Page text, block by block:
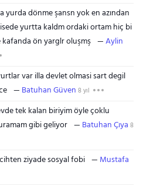
yurda dönme şansn yok en azından
yurtta kaldm ordaki ortam hiç bi
ön yarglr oluşmş
Aylin
var illa devlet olmasi sart degil
Batuhan Güven 8 yıl
tek kalan biriyim öyle çoklu
gibi geliyor
Batuhan Çıya 8
ziyade sosyal fobi
Mustafa